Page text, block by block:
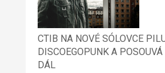
CTIB NA NOVÉ SÓLOVCE
DISCOEGOPUNK A
DÁL